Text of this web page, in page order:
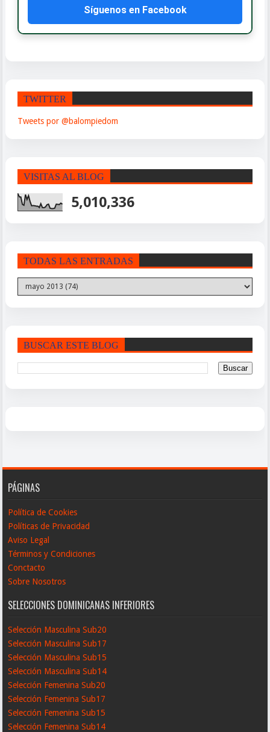
Síguenos en Facebook
TWITTER
Tweets por @balompiedom
VISITAS AL BLOG
5,010,336
TODAS LAS ENTRADAS
BUSCAR ESTE BLOG
PÁGINAS
Política de Cookies
Políticas de Privacidad
Aviso Legal
Términos y Condiciones
Conctacto
Sobre Nosotros
SELECCIONES DOMINICANAS INFERIORES
Selección Masculina Sub20
Selección Masculina Sub17
Selección Masculina Sub15
Selección Masculina Sub14
Selección Femenina Sub20
Selección Femenina Sub17
Selección Femenina Sub15
Selección Femenina Sub14